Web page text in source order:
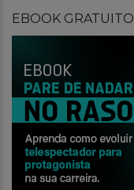
EBOOK GRATUITO